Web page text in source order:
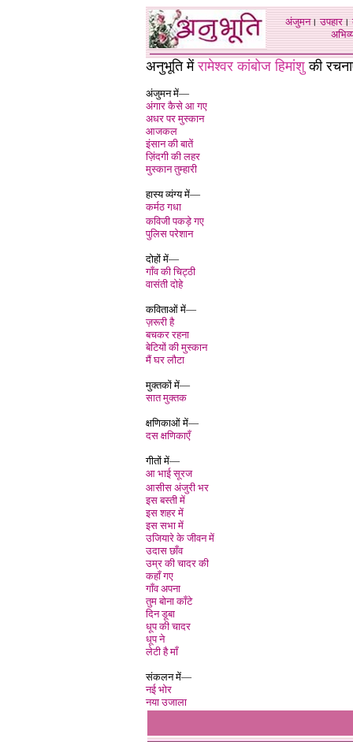
अंजुमन।उपहार।
अनुभूति मेंरामेश्वर कांबोज हिमांशुकी
अंजुमन में—
अंगार कैसे आ गए
अधर पर मुस्कान
आजकल
इंसान की बातें
ज़िंदगी की लहर
मुस्कान तुम्हारी
हास्य व्यंग्य में—
कर्मठ गधा
कविजी पकड़े गए
पुलिस परेशान
दोहों में—
गाँव की चिट्ठी
वासंती दोहे
कविताओं में—
ज़रूरी है
बचकर रहना
बेटियों की मुस्कान
मैं घर लौटा
मुक्तकों में—
सात मुक्तक
क्षणिकाओं में—
दस क्षणिकाएँ
गीतों में—
आ भाई सूरज
आसीस अंजुरी भर
इस बस्ती मे
इस शहर में
इस सभा में
उजियारे के जीवन में
उदास छाँव
उम्र की चादर की
कहाँ गए
गाँव अपना
तुम बोना काँटे
दिन डूबा
धूप की चादर
धूप ने
लेटी है माँ
संकलन में—
नई भोर
नया उजाला